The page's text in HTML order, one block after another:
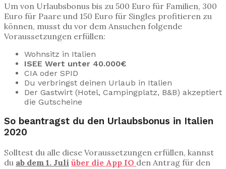
Um von Urlaubsbonus bis zu 500 Euro für Familien, 300
Euro für Paare und 150 Euro für Singles profitieren zu
können, musst du vor dem Ansuchen folgende
Voraussetzungen erfüllen:
Wohnsitz in Italien
ISEE Wert unter 40.000€
CIA oder SPID
Du verbringst deinen Urlaub in Italien
Der Gastwirt (Hotel, Campingplatz, B&B) akzeptiert
die Gutscheine
So beantragst du den Urlaubsbonus in Italien
2020
Solltest du alle diese Voraussetzungen erfüllen, kannst
du ab dem 1. Juli über die App IO den Antrag für den